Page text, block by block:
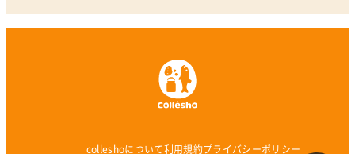
colleshoについて利用規約プライバシーポリシー